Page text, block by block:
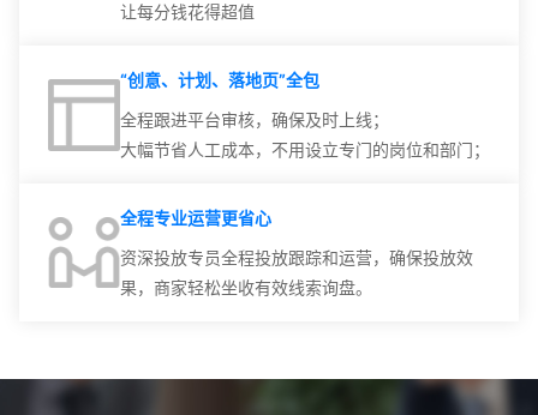
让每分钱花得超值
“创意、计划、落地页”全包
全程跟进平台审核，确保及时上线；
大幅节省人工成本，不用设立专门的岗位和部门；
全程专业运营更省心
资深投放专员全程投放跟踪和运营，确保投放效
果，商家轻松坐收有效线索询盘。